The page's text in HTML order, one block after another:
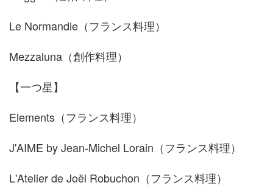
Le Normandie（フランス料理）
Mezzaluna（創作料理）
【一つ星】
Elements（フランス料理）
J'AIME by Jean-Michel Lorain（フランス料理）
L'Atelier de Joël Robuchon（フランス料理）